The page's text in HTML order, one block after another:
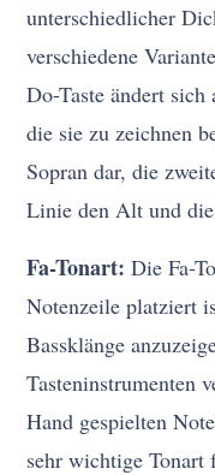
unterschiedlicher
verschiedene
Do-Taste ändert
die sie zu zeichnen
Sopran dar, die
Linie den Alt und
Fa-Tonart: Die Fa-
Notenzeile platziert
Bassklänge
Tasteninstrumenten
Hand gespielten
sehr wichtige Tonart